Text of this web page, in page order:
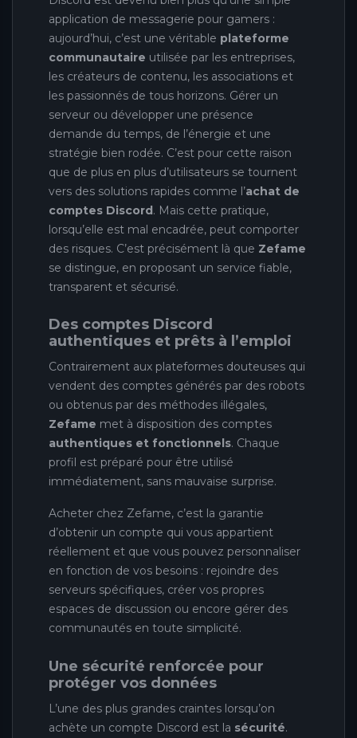
application de messagerie pour gamers :
aujourd’hui, c’est une véritable plateforme
communautaire utilisée par les entreprises,
les créateurs de contenu, les associations et
les passionnés de tous horizons. Gérer un
serveur ou développer une présence
demande du temps, de l’énergie et une
stratégie bien rodée. C’est pour cette raison
que de plus en plus d’utilisateurs se tournent
vers des solutions rapides comme l’achat de
comptes Discord. Mais cette pratique,
lorsqu’elle est mal encadrée, peut comporter
des risques. C’est précisément là que Zefame
se distingue, en proposant un service fiable,
transparent et sécurisé.
Des comptes Discord
authentiques et prêts à l’emploi
Contrairement aux plateformes douteuses qui
vendent des comptes générés par des robots
ou obtenus par des méthodes illégales,
Zefame met à disposition des comptes
authentiques et fonctionnels. Chaque
profil est préparé pour être utilisé
immédiatement, sans mauvaise surprise.
Acheter chez Zefame, c’est la garantie
d’obtenir un compte qui vous appartient
réellement et que vous pouvez personnaliser
en fonction de vos besoins : rejoindre des
serveurs spécifiques, créer vos propres
espaces de discussion ou encore gérer des
communautés en toute simplicité.
Une sécurité renforcée pour
protéger vos données
L’une des plus grandes craintes lorsqu’on
achète un compte Discord est la sécurité.